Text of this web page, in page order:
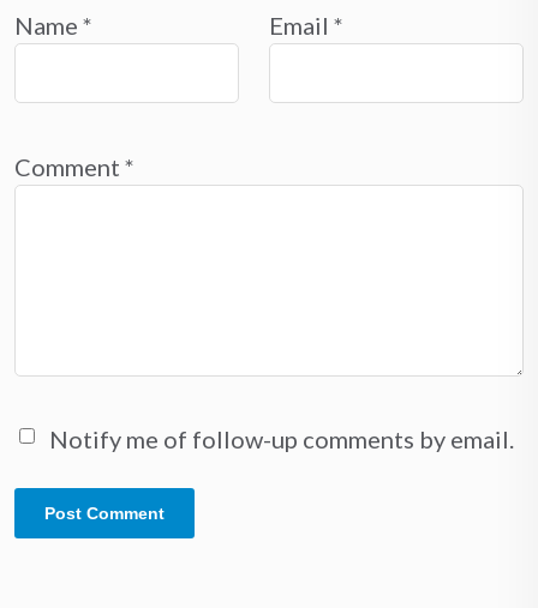
Name * Email *
Comment *
Notify me of follow-up comments by email.